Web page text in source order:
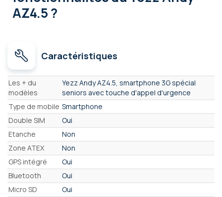
AZ4.5 ?
Caractéristiques
Caractéristiques
Les + du
modèles
Yezz Andy AZ4.5, smartphone 3G spécial
seniors avec touche d'appel d'urgence
Type de mobile Smartphone
Double SIM
Oui
Etanche
Non
Zone ATEX
Non
GPS intégré
Oui
Bluetooth
Oui
Micro SD
Oui